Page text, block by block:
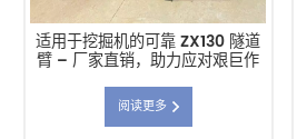
适用于挖掘机的可靠 ZX130 隧道
臂 – 厂家直销，助力应对艰巨作
阅读更多